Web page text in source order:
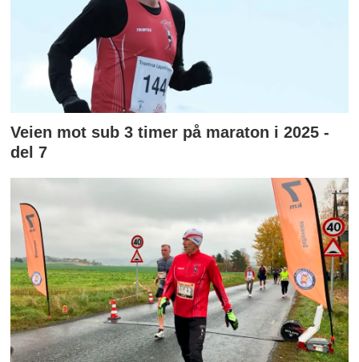
Veien mot sub 3 timer på maraton i 2025 -
del 7